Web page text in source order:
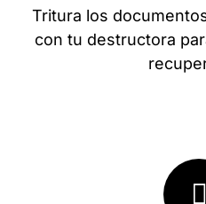
Tritura los
con tu destructora